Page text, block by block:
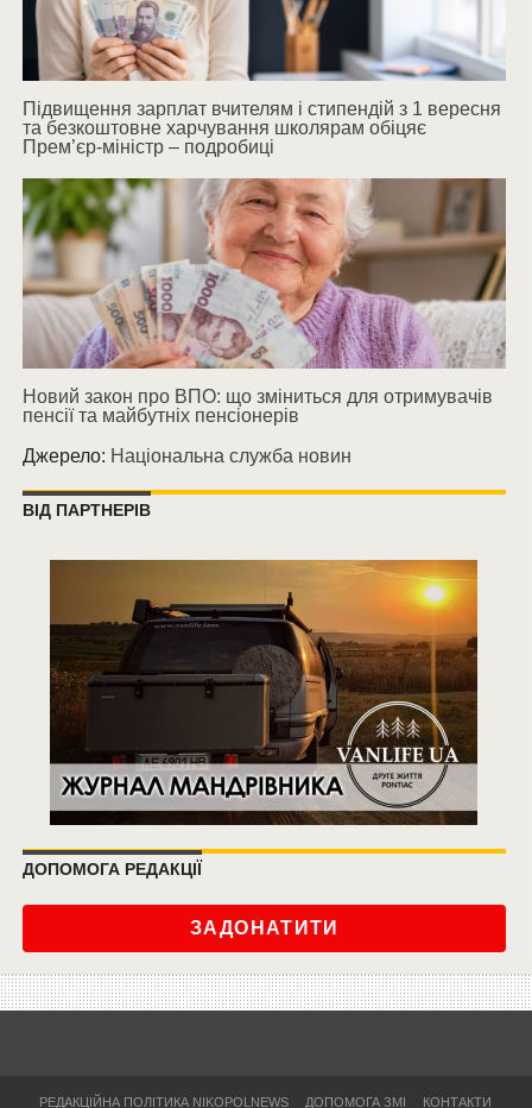
Підвищення зарплат вчителям і стипендій з 1 вересня
та безкоштовне харчування школярам обіцяє
Прем’єр-міністр – подробиці
Новий закон про ВПО: що зміниться для отримувачів
пенсії та майбутніх пенсіонерів
Джерело: Національна служба новин
ВІД ПАРТНЕРІВ
ДОПОМОГА РЕДАКЦІЇ
ЗАДОНАТИТИ
РЕДАКЦІЙНА ПОЛІТИКА NIKOPOLNEWS ДОПОМОГА ЗМІ КОНТАКТИ